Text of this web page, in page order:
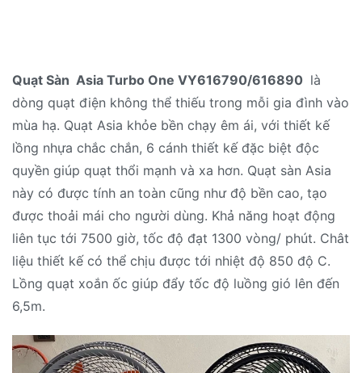
Quạt Sàn Asia Turbo One VY616790/616890 là
dòng quạt điện không thể thiếu trong mỗi gia đình vào
mùa hạ. Quạt Asia khỏe bền chạy êm ái, với thiết kế
lồng nhựa chắc chắn, 6 cánh thiết kế đặc biệt độc
quyền giúp quạt thổi mạnh và xa hơn. Quạt sàn Asia
này có được tính an toàn cũng như độ bền cao, tạo
được thoải mái cho người dùng. Khả năng hoạt động
liên tục tới 7500 giờ, tốc độ đạt 1300 vòng/ phút. Chât
liệu thiết kế có thể chịu được tới nhiệt độ 850 độ C.
Lồng quạt xoắn ốc giúp đẩy tốc độ luồng gió lên đến
6,5m.